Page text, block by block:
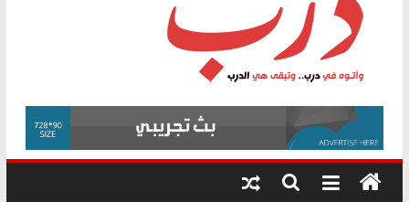
فرحات سليمان يكتب: القطاع الصحي إلى
أين؟
حزب التحالف الشعبي يطلق لجنة “الحق
في الصحة” بالإسكندرية لرصد الانتهاكات
ودعم المرضى
الوزاري لمدينة الصحفيين.. وانتهاء أعمال
إنشاء المبنى الإداري
المجلس القومي لحقوق الإنسان يعلن
متابعة قضية الدكتور محمد زهران.. ويؤكد:
قرينة البراءة وضمانات المحاكمة العادلة
درب
وأتوه
درب..
وتبقى
هي